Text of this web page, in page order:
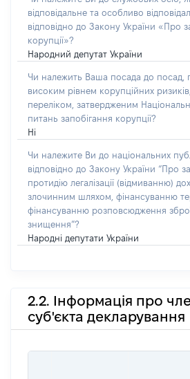
відповідальне та особливо
відповідно до Закону України «Про
корупції»?
Народний депутат України
Чи належить Ваша посада до посад,
високим рівнем корупційних
переліком, затвердженим
питань запобігання корупції?
Ні
Чи належите Ви до національних
відповідно до Закону України “Про
протидію легалізації (відмиванню)
злочинним шляхом, фінансуванню
фінансуванню розповсюдження
знищення”?
Народні депутати України
2.2. Інформація про
суб'єкта декларування